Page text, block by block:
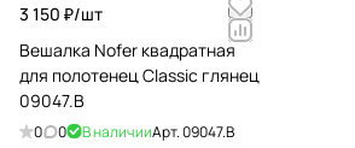
3 150 ₽/шт
Вешалка Nofer квадратная
для полотенец Classic глянец
09047.B
0 0 В наличииАрт.09047.B